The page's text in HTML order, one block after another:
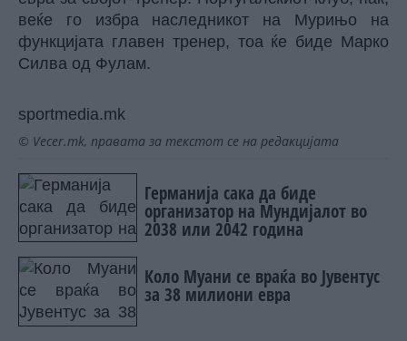
веќе го избра наследникот на Мурињо на
функцијата главен тренер, тоа ќе биде Марко
Силва од Фулам.
sportmedia.mk
© Vecer.mk, правата за текстот се на редакцијата
Германија сака да биде
организатор на Мундијалот во
2038 или 2042 година
Коло Муани се враќа во Јувентус
за 38 милиони евра